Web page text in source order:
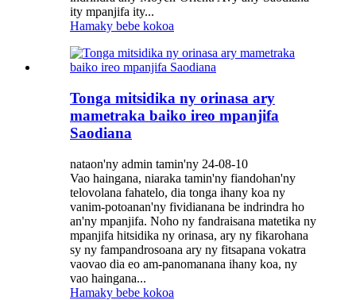
ity mpanjifa ity...
Hamaky bebe kokoa
Tonga mitsidika ny orinasa ary
mametraka baiko ireo mpanjifa
Saodiana
nataon'ny admin tamin'ny 24-08-10
Vao haingana, niaraka tamin'ny fiandohan'ny
telovolana fahatelo, dia tonga ihany koa ny
vanim-potoanan'ny fividianana be indrindra ho
an'ny mpanjifa. Noho ny fandraisana matetika ny
mpanjifa hitsidika ny orinasa, ary ny fikarohana
sy ny fampandrosoana ary ny fitsapana vokatra
vaovao dia eo am-panomanana ihany koa, ny
vao haingana...
Hamaky bebe kokoa